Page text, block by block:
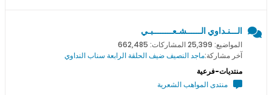
الـــنـداوي الــــــشـعــــــــبـي
المواضيع: 25,399 المشاركات: 662,485
آخر مشاركة:ماجد النصيف ضيف الحلقة الرابعة سناب النداوي
منتديات-فرعية
منتدى المواهب الشعرية